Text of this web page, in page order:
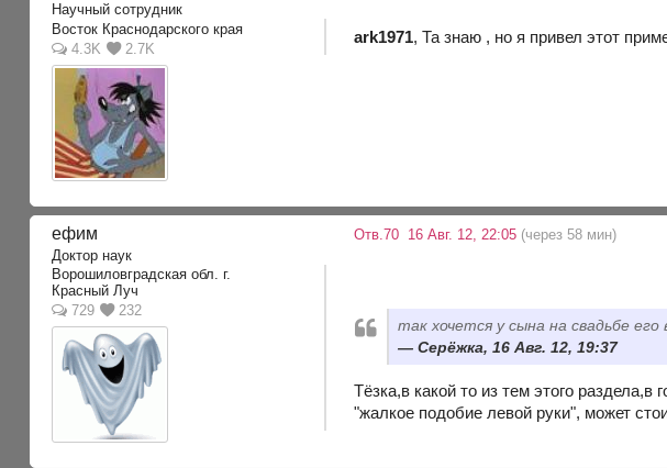
Научный сотрудник
Восток Краснодарского края
4.3K
2.7K
ark1971, Та знаю , но я привел этот
ефим
Доктор наук
Ворошиловградская обл. г.
Красный Луч
729
232
Отв.70 16 Авг. 12, 22:05 (через 58 мин)
так хочется у сына на свадьбе
Серёжка, 16 Авг. 12, 19:37
Тёзка,в какой то из тем этого
"жалкое подобие левой руки", может